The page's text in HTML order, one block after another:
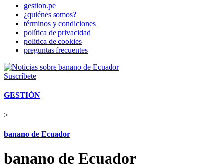
gestion.pe
¿quiénes somos?
términos y condiciones
política de privacidad
politica de cookies
preguntas frecuentes
Suscríbete
GESTIÓN
>
banano de Ecuador
banano de Ecuador